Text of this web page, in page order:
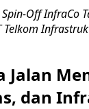
Spin-Off InfraCo
Jalan
dan